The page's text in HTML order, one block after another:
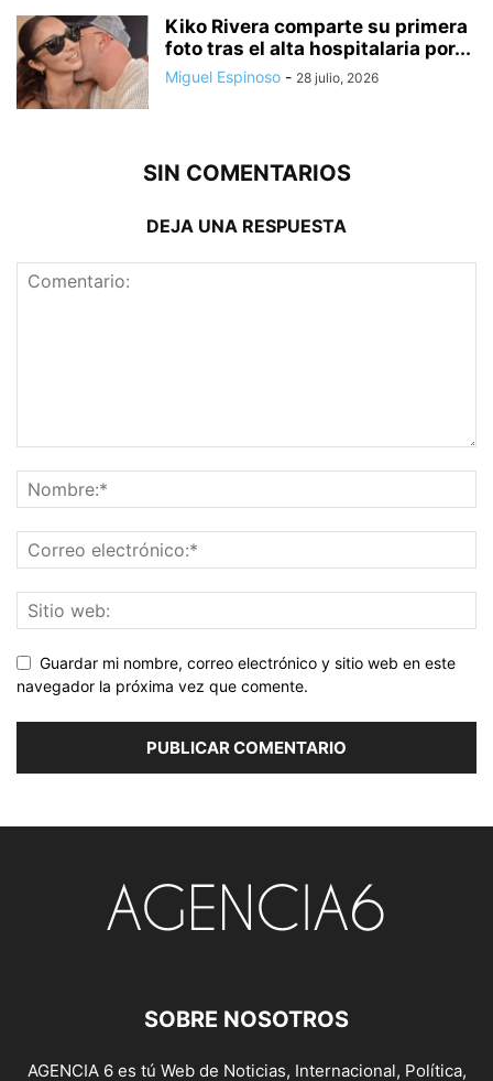
Kiko Rivera comparte su primera
foto tras el alta hospitalaria por...
Miguel Espinoso - 28 julio, 2026
SIN COMENTARIOS
DEJA UNA RESPUESTA
Guardar mi nombre, correo electrónico y sitio web en este
navegador la próxima vez que comente.
SOBRE NOSOTROS
AGENCIA 6 es tú Web de Noticias, Internacional, Política,